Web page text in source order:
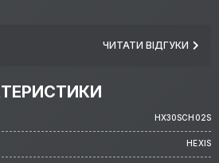
ЧИТАТИ ВІДГУКИ
HX30SCH02S
HEXIS